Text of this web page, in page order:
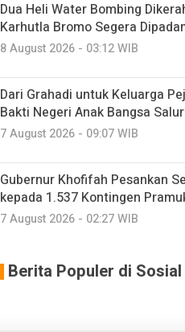
Dua Heli Water Bombing
Karhutla Bromo Segera
8 August 2026 - 03:12 WIB
Dari Grahadi untuk Keluarga
Bakti Negeri Anak Bangsa
7 August 2026 - 09:07 WIB
Gubernur Khofifah Pesankan
kepada 1.537 Kontingen
7 August 2026 - 02:27 WIB
Berita Populer di